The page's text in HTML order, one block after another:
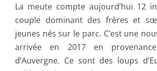
La meute compte aujourd’hui 12
couple dominant des frères et
jeunes nés sur le parc. C’est une
arrivée en 2017 en
d’Auvergne. Ce sont des loups